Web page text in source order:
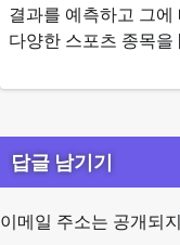
결과를 예측하고 그
다양한 스포츠 종목을
답글 남기기
이메일 주소는 공개되